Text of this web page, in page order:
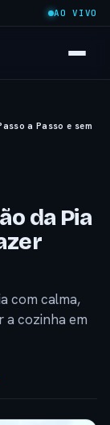
AO VIVO
a Passo e sem
da Pia
com calma,
a cozinha em